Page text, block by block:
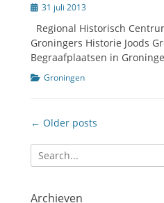
Geplaatst
31 juli 2013
Regional Historisch
Groningers Historie Joods
Begraafplaatsen in
Categorien
Groningen
Berichtnavigatie
← Older posts
Zoeken
naar:
Archieven